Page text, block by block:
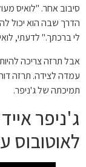
סיבוב אחר. "לואיס
הדרך שבה הוא יכול
לי ברכתך." לדעתי,
אבל תרזה צריכה
עמדה לצידה. תרזה
תמיכתה של ג'ניפר.
ג'ניפר
לאוטובוס